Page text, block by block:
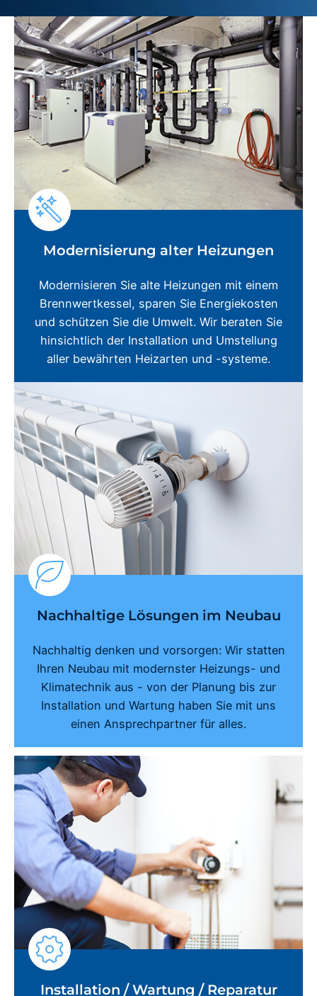
Modernisierung alter Heizungen
Modernisieren Sie alte Heizungen mit einem
Brennwertkessel, sparen Sie Energiekosten
und schützen Sie die Umwelt. Wir beraten Sie
hinsichtlich der Installation und Umstellung
aller bewährten Heizarten und -systeme.
Nachhaltige Lösungen im Neubau
Nachhaltig denken und vorsorgen: Wir statten
Ihren Neubau mit modernster Heizungs- und
Klimatechnik aus - von der Planung bis zur
Installation und Wartung haben Sie mit uns
einen Ansprechpartner für alles.
Installation / Wartung / Reparatur